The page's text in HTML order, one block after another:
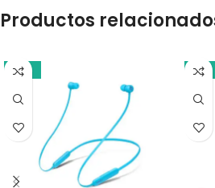
Productos
-18% -13%